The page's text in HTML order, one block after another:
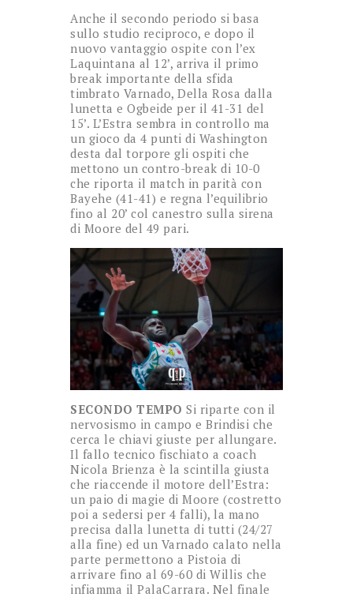
Anche il secondo periodo si basa
sullo studio reciproco, e dopo il
nuovo vantaggio ospite con l’ex
Laquintana al 12’, arriva il primo
break importante della sfida
timbrato Varnado, Della Rosa dalla
lunetta e Ogbeide per il 41-31 del
15’. L’Estra sembra in controllo ma
un gioco da 4 punti di Washington
desta dal torpore gli ospiti che
mettono un contro-break di 10-0
che riporta il match in parità con
Bayehe (41-41) e regna l’equilibrio
fino al 20’ col canestro sulla sirena
di Moore del 49 pari.
SECONDO TEMPO Si riparte con il
nervosismo in campo e Brindisi che
cerca le chiavi giuste per allungare.
Il fallo tecnico fischiato a coach
Nicola Brienza è la scintilla giusta
che riaccende il motore dell’Estra:
un paio di magie di Moore (costretto
poi a sedersi per 4 falli), la mano
precisa dalla lunetta di tutti (24/27
alla fine) ed un Varnado calato nella
parte permettono a Pistoia di
arrivare fino al 69-60 di Willis che
infiamma il PalaCarrara. Nel finale